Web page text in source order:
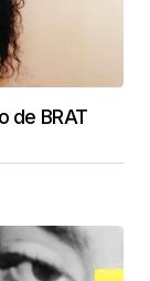
de BRAT